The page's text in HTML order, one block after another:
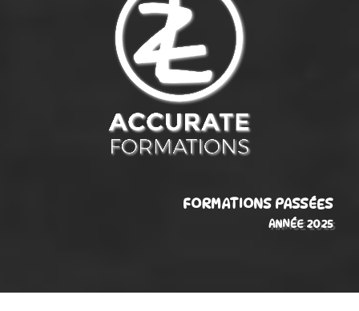
COURS VIDEOS
DATES DES FORMATIONS
FORMATIONS PASSÉES
ANNÉE 2025